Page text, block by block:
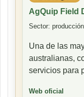
AgQuip Field
Sector:
Una de las
australianas,
servicios para
Web oficial